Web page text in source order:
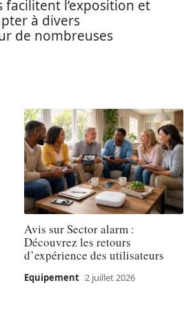
l’exposition et
à divers
de nombreuses
Avis sur Sector alarm :
Découvrez les retours
d’expérience des utilisateurs
Equipement 2 juillet 2026